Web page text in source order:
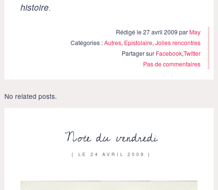
histoire.
Rédigé le 27 avril 2009 par May
Catégories :Autres, Epistolaire,Jolies rencontres
Partager sur Facebook,Twitter
Pas de commentaires
No related posts.
Note du vendredi
{ LE 24 AVRIL 2009 }